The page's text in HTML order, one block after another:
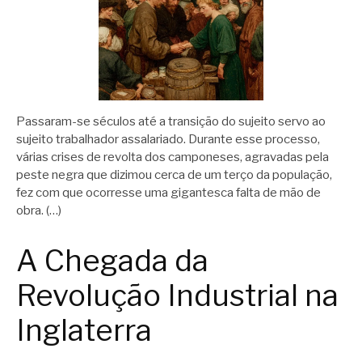
Passaram-se séculos até a transição do sujeito servo ao
sujeito trabalhador assalariado. Durante esse processo,
várias crises de revolta dos camponeses, agravadas pela
peste negra que dizimou cerca de um terço da população,
fez com que ocorresse uma gigantesca falta de mão de
obra. (…)
A Chegada da
Revolução Industrial na
Inglaterra